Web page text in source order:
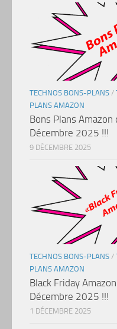
TECHNOS BONS-PLANS /
PLANS AMAZON
Bons Plans
Décembre 2025 !!!
9 DÉCEMBRE 2025
TECHNOS BONS-PLANS /
PLANS AMAZON
Black Friday
Décembre 2025 !!!
1 DÉCEMBRE 2025